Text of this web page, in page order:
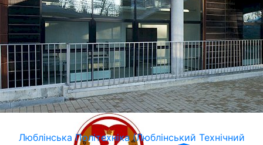
Люблiнська Політехніка (Люблінський Технічний